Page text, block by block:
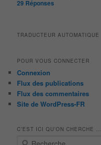
29 Réponses
TRADUCTEUR AUTOMATIQUE
POUR VOUS CONNECTER
Connexion
Flux des publications
Flux des commentaires
Site de WordPress-FR
C’EST ICI QU’ON CHERCHE …